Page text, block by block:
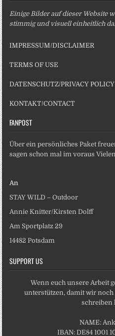
Einige Bilder auf dieser Website
stimmig und visuell einheitlich
IMPRESSUM/DISCLAIMER
TERMS OF USE
DATENSCHUTZ/PRIVACY POLICY
KONTAKT/CONTACT
FANPOST
Über ein persönliches Paket
sagen schon mal im voraus
An
STAY WILD – Outdoor
Annie Knitter/Kirsten Dolff
Am Sportplatz 29
14482 Potsdam
SUPPORT US
Wenn euch unsere Arbeit
unterstützen, damit wir
schreiben
NAME:
IBAN: DE84 1001